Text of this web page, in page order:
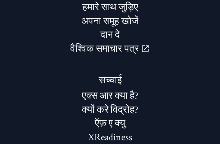
हमारे साथ जुड़िए
अपना समूह खोजें
दान दे
वैश्विक समाचार पत्र
सच्चाई
एक्स आर क्या है?
क्यों करे विद्रोह?
ऍफ़ ए क्यु
XReadiness